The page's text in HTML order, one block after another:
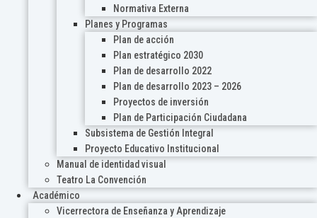
Normativa Externa
Planes y Programas
Plan de acción
Plan estratégico 2030
Plan de desarrollo 2022
Plan de desarrollo 2023 – 2026
Proyectos de inversión
Plan de Participación Ciudadana
Subsistema de Gestión Integral
Proyecto Educativo Institucional
Manual de identidad visual
Teatro La Convención
Académico
Vicerrectora de Enseñanza y Aprendizaje